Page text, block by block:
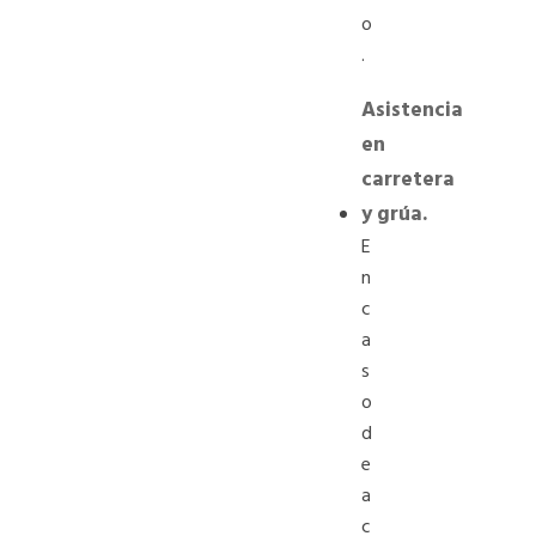
o
.
Asistencia
en
carretera
y grúa.
E
n
c
a
s
o
d
e
a
c